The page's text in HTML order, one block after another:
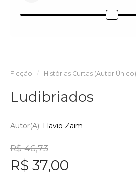
Ficção Histórias Curtas (Autor Único)
Ludibriados
Autor(a): Flavio Zaim
R$ 46,73
R$ 37,00